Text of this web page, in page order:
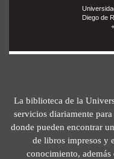
Diego de
La biblioteca de la
servicios diariamente
donde pueden encontrar
de libros impresos y
conocimiento, además